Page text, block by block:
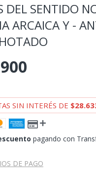
DEL SENTIDO
ARCAICA Y -
SIN INTERÉS DE
pagando con
DE PAGO